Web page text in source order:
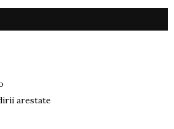
arestate